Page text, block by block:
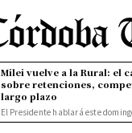
Milei vuelve a la Rural: el
sobre retenciones,
largo plazo
El Presidente hablará este